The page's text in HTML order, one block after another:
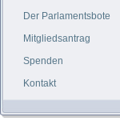
Der Parlamentsbote
Mitgliedsantrag
Spenden
Kontakt